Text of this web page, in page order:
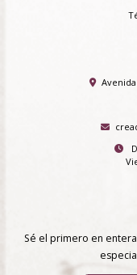
Sé el primero en